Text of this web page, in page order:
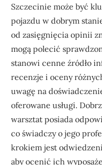
Szczecinie może być
pojazdu w dobrym
od zasięgnięcia opinii
mogą polecić
stanowi cenne źródło
recenzje i oceny
uwagę na
oferowane usługi.
warsztat posiada
co świadczy o jego
krokiem jest
aby ocenić ich